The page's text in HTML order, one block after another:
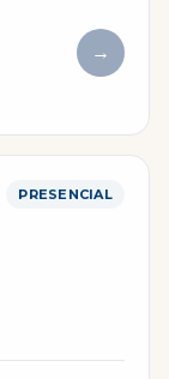
→
PRESENCIAL